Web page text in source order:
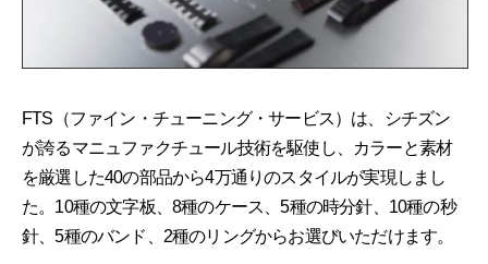
FTS（ファイン・チューニング・サービス）は、シチズン
が誇るマニュファクチュール技術を駆使し、カラーと素材
を厳選した40の部品から4万通りのスタイルが実現しまし
た。10種の文字板、8種のケース、5種の時分針、10種の秒
針、5種のバンド、2種のリングからお選びいただけます。